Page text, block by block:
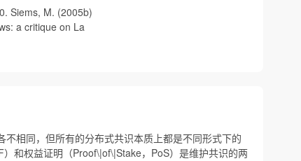
Siems, M. (2005b)
a critique on La
相同，但所有的分布式共识本质上都是不同形式下的
）和权益证明（Proof\|of\|Stake，PoS）是维护共识的两